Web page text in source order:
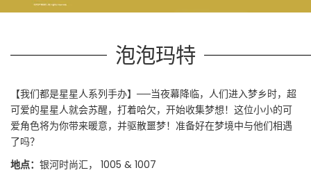
泡泡玛特
【我们都是星星人系列手办】──当夜幕降临，人们进入梦乡时，超
可爱的星星人就会苏醒，打着哈欠，开始收集梦想！这位小小的可
爱角色将为你带来暖意，并驱散噩梦！准备好在梦境中与他们相遇
了吗？
地点： 银河时尚汇， 1005 & 1007